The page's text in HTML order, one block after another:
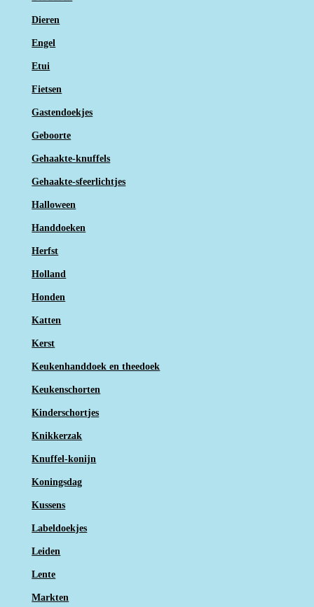
Dieren
Engel
Etui
Fietsen
Gastendoekjes
Geboorte
Gehaakte-knuffels
Gehaakte-sfeerlichtjes
Halloween
Handdoeken
Herfst
Holland
Honden
Katten
Kerst
Keukenhanddoek en theedoek
Keukenschorten
Kinderschortjes
Knikkerzak
Knuffel-konijn
Koningsdag
Kussens
Labeldoekjes
Leiden
Lente
Markten